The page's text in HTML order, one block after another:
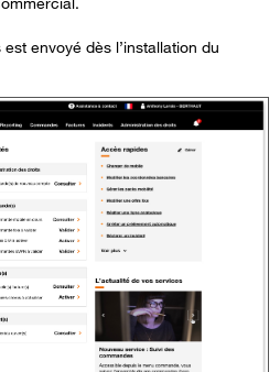
envoyé dès l’installation du